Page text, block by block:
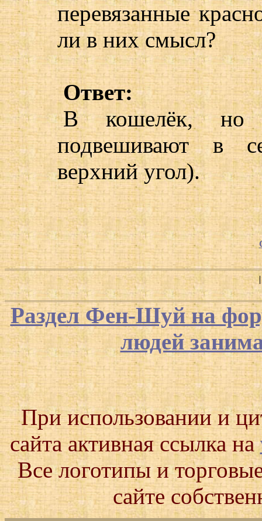
перевязанные
ли в них смысл?
Ответ:
В кошелёк,
подвешивают в
верхний угол).
Раздел Фен-Шуй на
людей
При использовании и
сайта активная ссылка на
Все логотипы и
сайте